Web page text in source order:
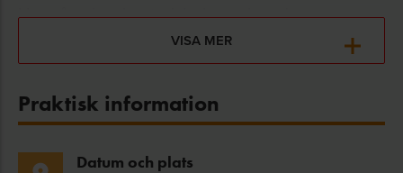
Hur påverkas bostadsbolag och andra
fastighetsägare i nyproduktion, renovering och
förvaltning? Vilka krav ställs nu på kommuner,
myndigheter, byggherrar och fastighetsägare?
Och hur väl förberedda är branschens aktörer för
det nya regelverket?
VISA MER
Praktisk information
Datum och plats